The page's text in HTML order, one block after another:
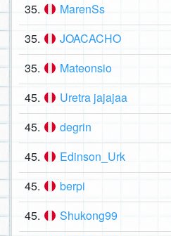
35. MarenSs
35. JOACACHO
35. Mateonsio
45. Uretra jajajaa
45. degrin
45. Edinson_Urk
45. berpi
45. Shukong99